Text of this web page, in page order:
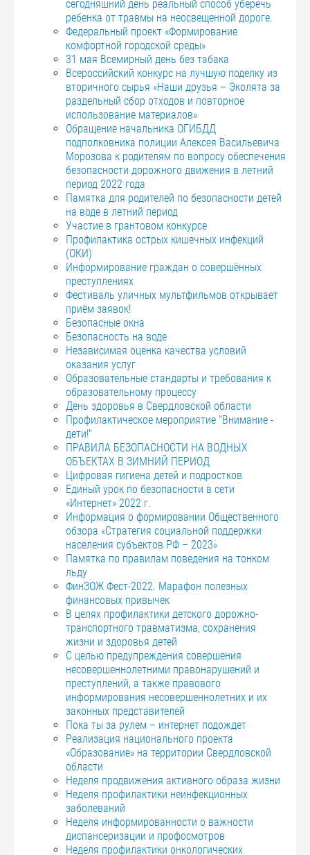
сегодняшний день реальный способ уберечь
ребенка от травмы на неосвещенной дороге.
Федеральный проект «Формирование
комфортной городской среды»
31 мая Всемирный день без табака
Всероссийский конкурс на лучшую поделку из
вторичного сырья «Наши друзья – Эколята за
раздельный сбор отходов и повторное
использование материалов»
Обращение начальника ОГИБДД
подполковника полиции Алексея Васильевича
Морозова к родителям по вопросу обеспечения
безопасности дорожного движения в летний
период 2022 года
Памятка для родителей по безопасности детей
на воде в летний период
Участие в грантовом конкурсе
Профилактика острых кишечных инфекций
(ОКИ)
Информирование граждан о совершённых
преступлениях
Фестиваль уличных мультфильмов открывает
приём заявок!
Безопасные окна
Безопасность на воде
Независимая оценка качества условий
оказания услуг
Образовательные стандарты и требования к
образовательному процессу
День здоровья в Свердловской области
Профилактическое мероприятие "Внимание -
дети!"
ПРАВИЛА БЕЗОПАСНОСТИ НА ВОДНЫХ
ОБЪЕКТАХ В ЗИМНИЙ ПЕРИОД
Цифровая гигиена детей и подростков
Единый урок по безопасности в сети
«Интернет» 2022 г.
Информация о формировании Общественного
обзора «Стратегия социальной поддержки
населения субъектов РФ – 2023»
Памятка по правилам поведения на тонком
льду
ФинЗОЖ Фест-2022. Марафон полезных
финансовых привычек
В целях профилактики детского дорожно-
транспортного травматизма, сохранения
жизни и здоровья детей
С целью предупреждения совершения
несовершеннолетними правонарушений и
преступлений, а также правового
информирования несовершеннолетних и их
законных представителей
Пока ты за рулем – интернет подождет
Реализация национального проекта
«Образование» на территории Свердловской
области
Неделя продвижения активного образа жизни
Неделя профилактики неинфекционных
заболеваний
Неделя информированности о важности
диспансеризации и профосмотров
Неделя профилактики онкологических